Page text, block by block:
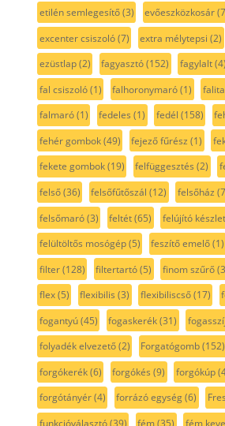
etilén semlegesítő(3) evőeszközkosár
excenter csiszoló(7) extra mélytepsi (2)
ezüstlap(2) fagyasztó(152) fagylalt(4)
fal csiszoló(1) falhoronymaró(1)
falmaró(1) fedeles (1) fedél (158)
fehér gombok(49) fejező fűrész (1)
fekete gombok(19) felfüggesztés (2)
felső(36) felsőfűtőszál (12) felsőház
felsőmaró(3) feltét(65) felújító készlet
felültöltős mosógép(5) feszítő emelő(1)
filter(128) filtertartó(5) finom szűrő
flex(5) flexibilis (3) flexibiliscső(17)
fogantyú(45) fogaskerék(31) fogasszíj
folyadék elvezető(2) Forgatógomb(152)
forgókerék(6) forgókés (9) forgókúp
forgótányér(4) forrázó egység(6)
funkcióválasztó(39) fém(35) fém